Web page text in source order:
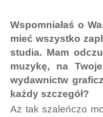
Wspomniałaś o
mieć wszystko
studia. Mam
muzykę, na
wydawnictw
każdy szczegół?
Aż tak szaleńczo